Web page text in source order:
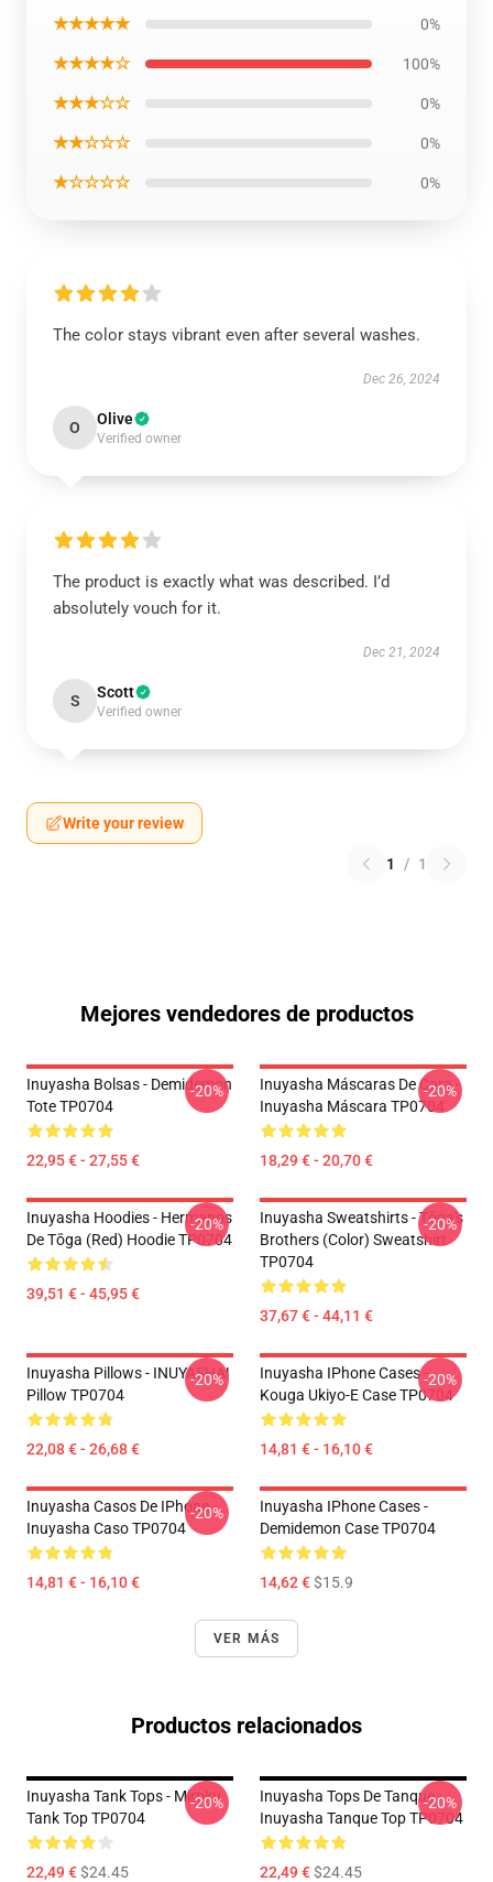
★★★★★ 0%
★★★★☆ 100%
★★★☆☆ 0%
★★☆☆☆ 0%
★☆☆☆☆ 0%
The color stays vibrant even after several washes.
Dec 26, 2024
O Olive
Verified owner
The product is exactly what was described. I’d
absolutely vouch for it.
Dec 21, 2024
S Scott
Verified owner
Write your review
1 / 1
Mejores vendedores de productos
Inuyasha Bolsas - Demidemon
Tote TP0704
22,95 € - 27,55 €
-20%
Inuyasha Máscaras De Cara -
Inuyasha Máscara TP0704
18,29 € - 20,70 €
-20%
Inuyasha Hoodies - Hermanos
De Tōga (red) Hoodie TP0704
39,51 € - 45,95 €
-20%
Inuyasha Sweatshirts - Tōga's
Brothers (color) Sweatshirt
TP0704
37,67 € - 44,11 €
-20%
Inuyasha Pillows - INUYASHA!
Pillow TP0704
22,08 € - 26,68 €
-20%
Inuyasha IPhone Cases -
Kouga Ukiyo-E Case TP0704
14,81 € - 16,10 €
-20%
Inuyasha Casos De IPhone -
Inuyasha Caso TP0704
14,81 € - 16,10 €
-20%
Inuyasha IPhone Cases -
Demidemon Case TP0704
14,62 €$15.9
VER MÁS
Productos relacionados
Inuyasha Tank Tops - Miroku
Tank Top TP0704
22,49 €$24.45
-20%
Inuyasha Tops De Tanque -
Inuyasha Tanque Top TP0704
22,49 €$24.45
-20%